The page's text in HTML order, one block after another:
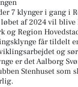
7 klynger i gang i
af 2024 vil
og Region
får tildelt
og
er det Aalborg
Stenhuset som